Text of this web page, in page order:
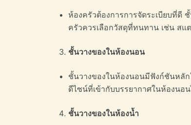
ห้องครัวต้องการการจัดระเบียบที่ดี
ครัวควรเลือกวัสดุที่ทนทาน เช่น สแ
ชั้นวางของในห้องนอน
ชั้นวางของในห้องนอนมีฟังก์ชันหลัก
ดีไซน์ที่เข้ากับบรรยากาศในห้องน
ชั้นวางของในห้องน้ำ